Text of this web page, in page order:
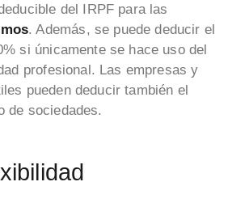
del IRPF para las
. Además, se puede deducir el
si únicamente se hace uso del
profesional. Las empresas y
pueden deducir también el
de sociedades.